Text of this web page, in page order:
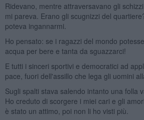
Ridevano, mentre attraversavano gli
mi pareva. Erano gli scugnizzi del
poteva ingannarmi.
Ho pensato: se i ragazzi del mondo
acqua per bere e tanta da sguazzarci!
E tutti i sinceri sportivi e democratici ad
pace, fuori dell'assillo che lega gli uomini
Sugli spalti stava salendo intanto una folla
Ho creduto di scorgere i miei cari e gli
è stato un attimo, poi non li ho visti più.